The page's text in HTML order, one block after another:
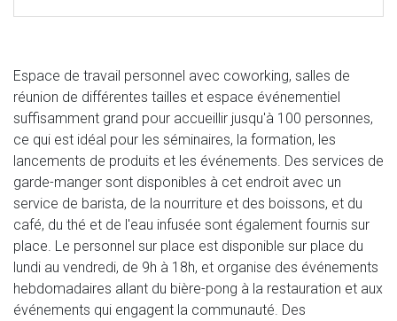
Espace de travail personnel avec coworking, salles de
réunion de différentes tailles et espace événementiel
suffisamment grand pour accueillir jusqu'à 100 personnes,
ce qui est idéal pour les séminaires, la formation, les
lancements de produits et les événements. Des services de
garde-manger sont disponibles à cet endroit avec un
service de barista, de la nourriture et des boissons, et du
café, du thé et de l'eau infusée sont également fournis sur
place. Le personnel sur place est disponible sur place du
lundi au vendredi, de 9h à 18h, et organise des événements
hebdomadaires allant du bière-pong à la restauration et aux
événements qui engagent la communauté. Des